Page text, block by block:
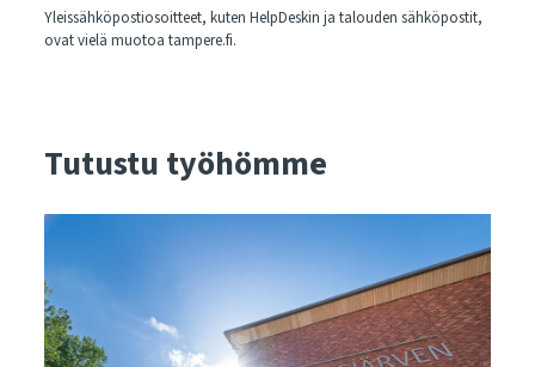
Yleissähköpostiosoitteet, kuten HelpDeskin ja talouden sähköpostit,
ovat vielä muotoa tampere.fi.
Tutustu työhömme